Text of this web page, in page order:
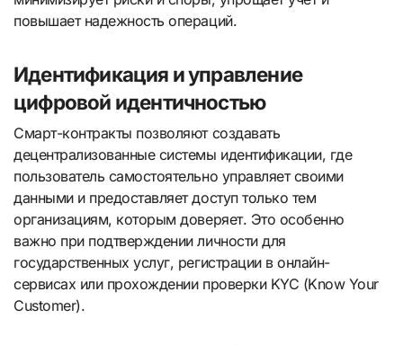
повышает надежность операций.
Идентификация и управление
цифровой идентичностью
Смарт-контракты позволяют создавать
децентрализованные системы идентификации, где
пользователь самостоятельно управляет своими
данными и предоставляет доступ только тем
организациям, которым доверяет. Это особенно
важно при подтверждении личности для
государственных услуг, регистрации в онлайн-
сервисах или прохождении проверки KYC (Know Your
Customer).